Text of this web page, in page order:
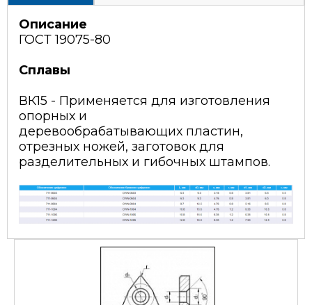
Описание
ГОСТ 19075-80
Сплавы
ВК15 - Применяется для изготовления
опорных и
деревообрабатывающих пластин,
отрезных ножей, заготовок для
разделительных и гибочных штампов.